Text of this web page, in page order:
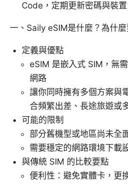
Code，定期更新密碼與裝
一、Saily eSIM是什麼？為什
定義與優點
eSIM 是嵌入式 SIM，無
網路
讓你同時擁有多個方案與
合頻繁出差、長途旅遊或
可能的限制
部分舊機型或地區尚未全
需要穩定的網路環境下載
與傳統 SIM 的比較要點
便利性：避免實體卡，更